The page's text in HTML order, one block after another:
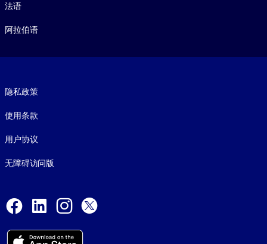
法语
阿拉伯语
隐私政策
使用条款
用户协议
无障碍访问版
Facebook
LinkedInInstagram